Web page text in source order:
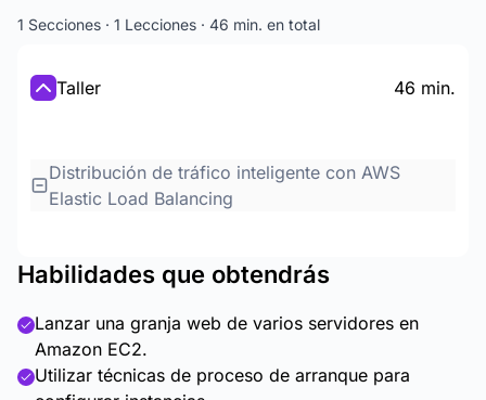
1 Secciones · 1 Lecciones · 46 min. en total
Taller 46 min.
Distribución de tráfico inteligente con AWS
Elastic Load Balancing
Habilidades que obtendrás
Lanzar una granja web de varios servidores en
Amazon EC2.
Utilizar técnicas de proceso de arranque para